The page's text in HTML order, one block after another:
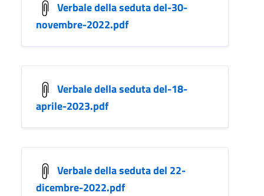
Verbale della seduta del-30-
novembre-2022.pdf
Verbale della seduta del-18-
aprile-2023.pdf
Verbale della seduta del 22-
dicembre-2022.pdf